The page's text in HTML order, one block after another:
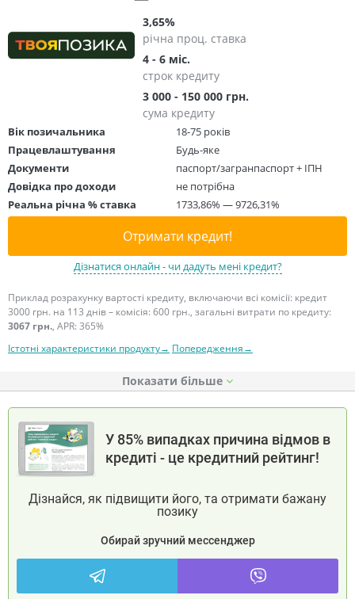
3,65%
річна проц. ставка
4 - 6 міс.
строк кредиту
3 000 - 150 000 грн.
сума кредиту
Вік позичальника
18-75 років
Працевлаштування
Будь-яке
Документи
паспорт/загранпаспорт + ІПН
Довідка про доходи
не потрібна
Реальна річна % ставка
1733,86% — 9726,31%
Отримати кредит!
Дізнатися онлайн - чи дадуть мені кредит?
Приклад розрахунку вартості кредиту, включаючи всі комісії: кредит
3000 грн. на 113 днів – комісія: 600 грн., загальні витрати по кредиту:
3067 грн., APR: 365%
Істотні характеристики продукту→ Попередження→
Показати
У 85% випадках причина відмов в
кредиті - це кредитний рейтинг!
Дізнайся, як підвищити його, та отримати бажану
позику
Обирай зручний мессенджер